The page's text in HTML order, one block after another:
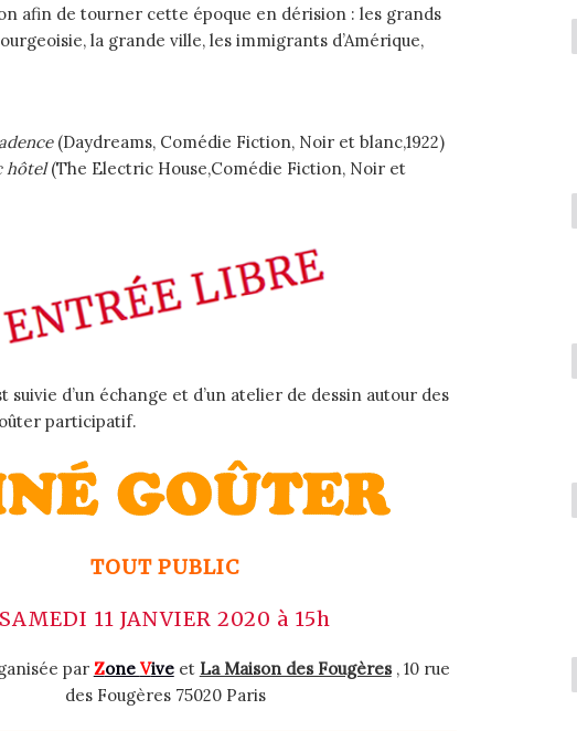
afin de tourner cette époque en dérision : les grands
la grande ville, les immigrants d’Amérique,
(Daydreams, Comédie Fiction, Noir et blanc,1922)
hôtel(The Electric House,Comédie Fiction, Noir et
suivie d’un échange et d’un atelier de dessin autour des
participatif.
TOUT PUBLIC
SAMEDI 11 JANVIER 2020 à 15h
par Zone Viveet La Maison des Fougères, 10 rue
des Fougères 75020 Paris